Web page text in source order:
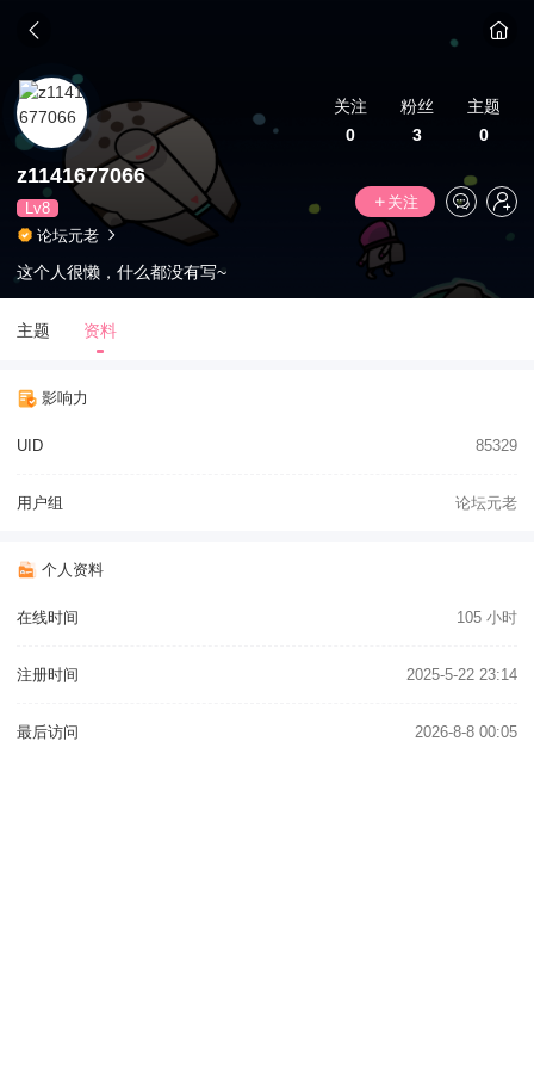
关注
0
粉丝
3
主题
0
z1141677066
Lv8
关注
论坛元老
这个人很懒，什么都没有写~
主题 资料
影响力
UID 85329
用户组 论坛元老
个人资料
在线时间 105 小时
注册时间 2025-5-22 23:14
最后访问 2026-8-8 00:05